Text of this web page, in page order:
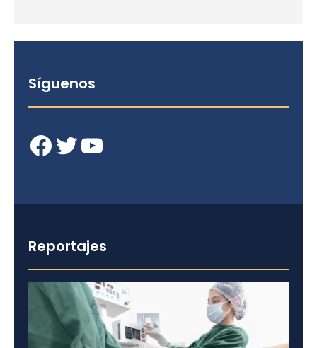
Síguenos
Facebook Twitter YouTube
Reportajes